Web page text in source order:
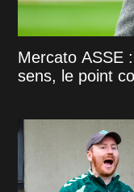
Mercato ASSE
sens, le point